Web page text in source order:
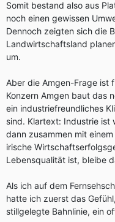
Somit bestand also aus
noch einen gewissen
Dennoch zeigten sich die
Landwirtschaftsland
um.
Aber die Amgen-Frage ist
Konzern Amgen baut das
ein industriefreundliches
sind. Klartext: Industrie ist
dann zusammen mit
irische
Lebensqualität ist, bleibe
Als ich auf dem
hatte ich zuerst das
stillgelegte Bahnlinie, ein